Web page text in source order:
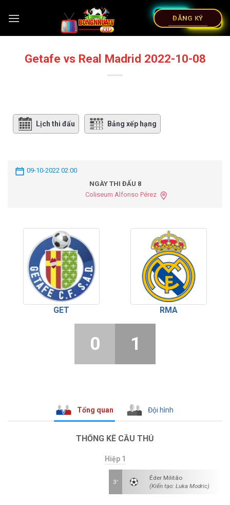
ĐĂNG KÝ
Getafe vs Real Madrid 2022-10-08
Lịch thi đấu Bảng xếp hạng
09-10-2022 02:00
NGÀY THI ĐẤU 8
Coliseum Alfonso Pérez
GET RMA
0 1
Tổng quan Đội hình
THỐNG KÊ CẦU THỦ
Hiệp 1
3'
Éder Militão
(Kiến tạo: Luka Modric)